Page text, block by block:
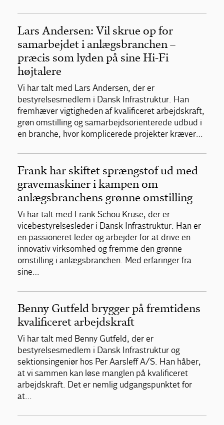
Lars Andersen: Vil skrue op for
samarbejdet i anlægsbranchen –
præcis som lyden på sine Hi-Fi
højtalere
Vi har talt med Lars Andersen, der er
bestyrelsesmedlem i Dansk Infrastruktur. Han
fremhæver vigtigheden af kvalificeret arbejdskraft,
grøn omstilling og samarbejdsorienterede udbud i
en branche, hvor komplicerede projekter kræver…
Frank har skiftet sprængstof ud med
gravemaskiner i kampen om
anlægsbranchens grønne omstilling
Vi har talt med Frank Schou Kruse, der er
vicebestyrelsesleder i Dansk Infrastruktur. Han er
en passioneret leder og arbejder for at drive en
innovativ virksomhed og fremme den grønne
omstilling i anlægsbranchen. Med erfaringer fra
sine…
Benny Gutfeld brygger på fremtidens
kvalificeret arbejdskraft
Vi har talt med Benny Gutfeld, der er
bestyrelsesmedlem i Dansk Infrastruktur og
sektionsingeniør hos Per Aarsleff A/S. Han håber,
at vi sammen kan løse manglen på kvalificeret
arbejdskraft. Det er nemlig udgangspunktet for
at…